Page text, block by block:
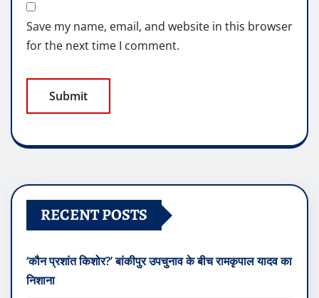
Save my name, email, and website in this browser
for the next time I comment.
RECENT POSTS
‘कौन प्रशांत किशोर?’ बांकीपुर उपचुनाव के बीच रामकृपाल यादव का
निशाना